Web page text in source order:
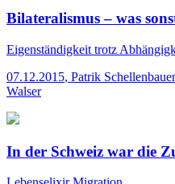
Bilateralismus – was
Eigenständigkeit trotz
07.12.2015, Patrik
Walser
In der Schweiz war die